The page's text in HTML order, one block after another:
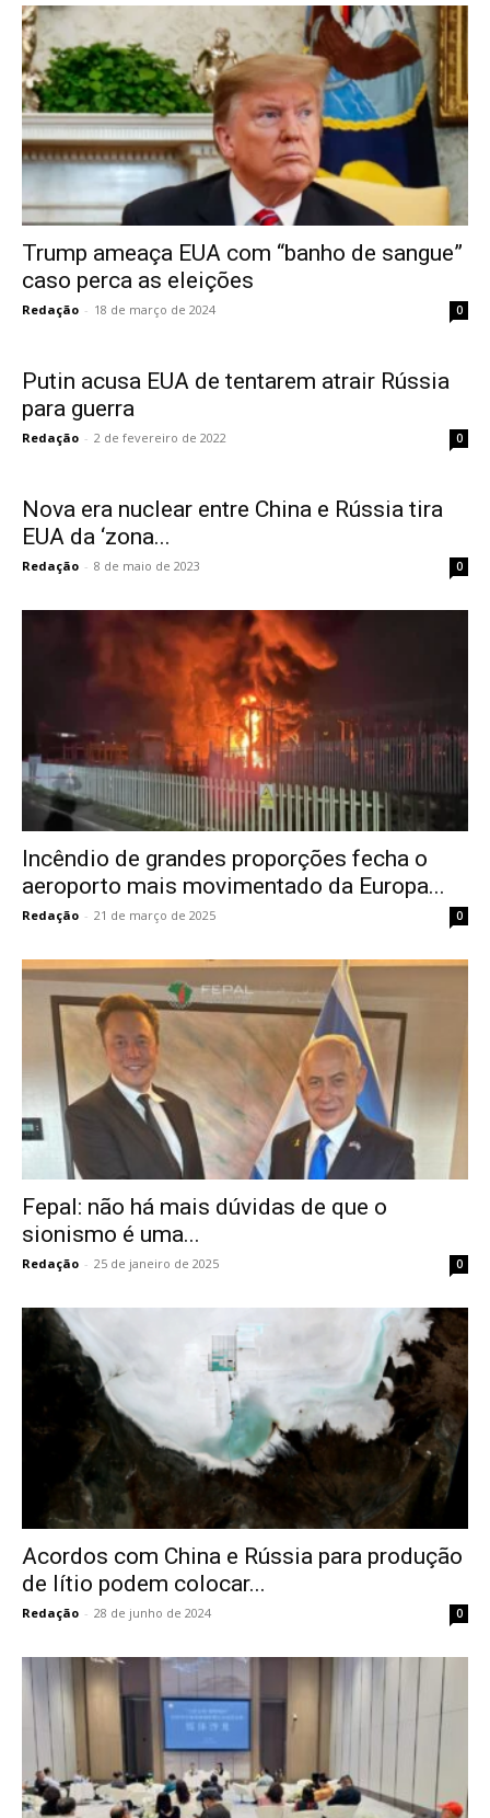
Trump ameaça EUA com “banho de sangue”
caso perca as eleições
Redação - 18 de março de 2024 0
Putin acusa EUA de tentarem atrair Rússia
para guerra
Redação - 2 de fevereiro de 2022 0
Nova era nuclear entre China e Rússia tira
EUA da ‘zona...
Redação - 8 de maio de 2023 0
Incêndio de grandes proporções fecha o
aeroporto mais movimentado da Europa...
Redação - 21 de março de 2025 0
Fepal: não há mais dúvidas de que o
sionismo é uma...
Redação - 25 de janeiro de 2025 0
Acordos com China e Rússia para produção
de lítio podem colocar...
Redação - 28 de junho de 2024 0